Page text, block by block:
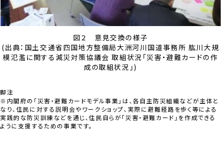
図２ 意見交換の様子
(出典：国土交通省四国地方整備局大洲河川国道事務所 肱川大規
模氾濫に関する減災対策協議会 取組状況「災害・避難カードの作
成の取組状況」)
脚注
※内閣府の「災害・避難カードモデル事業」は、各自主防災組織などが主体と
なり、住民に対する説明会やワークショップ、実際に避難経路を歩く等による
実践的な防災訓練などを通じ、住民自らが「災害・避難カード」を作成できる
ように支援するための事業です。